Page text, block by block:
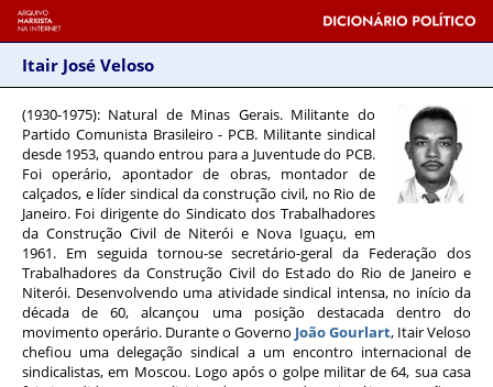
Itair José Veloso
(1930-1975): Natural de Minas Gerais. Militante do
Partido Comunista Brasileiro - PCB. Militante sindical
desde 1953, quando entrou para a Juventude do PCB.
Foi operário, apontador de obras, montador de
calçados, e líder sindical da construção civil, no Rio de
Janeiro. Foi dirigente do Sindicato dos Trabalhadores
da Construção Civil de Niterói e Nova Iguaçu, em
1961. Em seguida tornou-se secretário-geral da Federação dos
Trabalhadores da Construção Civil do Estado do Rio de Janeiro e
Niterói. Desenvolvendo uma atividade sindical intensa, no início da
década de 60, alcançou uma posição destacada dentro do
movimento operário. Durante o Governo João Gourlart, Itair Veloso
chefiou uma delegação sindical a um encontro internacional de
sindicalistas, em Moscou. Logo após o golpe militar de 64, sua casa